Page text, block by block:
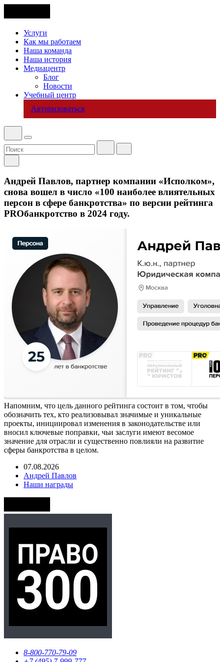
Услуги
Как мы работаем
Наша команда
Наша история
Медиацентр
Блог
Новости
Учебный центр
Авторизоваться
Андрей Павлов, партнер компании «Исполком»,
снова вошел в число «100 наиболее влиятельных
персон в сфере банкротства» по версии рейтинга
PROбанкротство в 2024 году.
Напомним, что цель данного рейтинга состоит в том, чтобы
обозначить тех, кто реализовывал значимые и уникальные
проекты, инициировал изменения в законодательстве или
вносил ключевые поправки, чьи заслуги имеют весомое
значение для отрасли и существенно повлияли на развитие
сферы банкротства в целом.
07.08.2026
Андрей Павлов
Наши награды
8-800-770-79-09